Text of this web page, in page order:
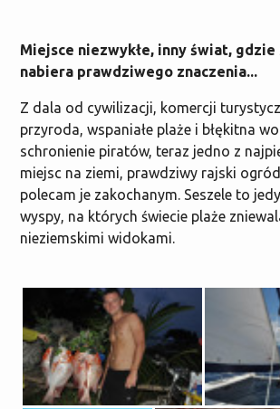
Miejsce niezwykłe, inny świat, gdzie
nabiera prawdziwego znaczenia...
Z dala od cywilizacji, komercji
przyroda, wspaniałe plaże i błękitna
schronienie piratów, teraz jedno z
miejsc na ziemi, prawdziwy rajski
polecam je zakochanym. Seszele to
wyspy, na których świecie plaże
nieziemskimi widokami.